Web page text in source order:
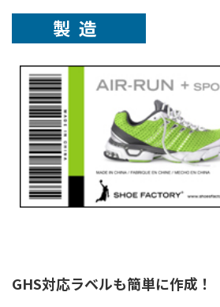
製造
GHS対応ラベルも簡単に作成！